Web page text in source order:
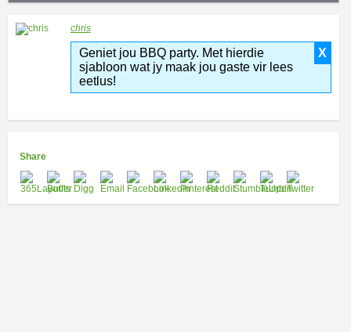
chris
X
Geniet jou BBQ party. Met hierdie
sjabloon wat jy maak jou gaste vir lees
eetlus!
Share